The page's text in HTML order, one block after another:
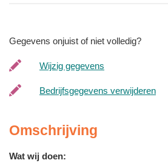
Gegevens onjuist of niet volledig?
Wijzig gegevens
Bedrijfsgegevens verwijderen
Omschrijving
Wat wij doen: